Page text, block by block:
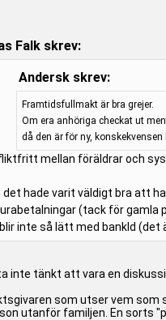
Falk skrev:
Andersk skrev:
Framtidsfullmakt är bra grejer.
Om era anhöriga checkat ut
då den är för ny,
mellan föräldrar och
det hade varit väldigt bra att
(tack för gamla
inte så lätt med bankId (det
inte tänkt att vara en
som utser vem som
utanför familjen. En sorts